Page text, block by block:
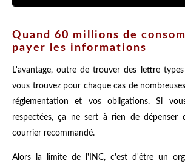
Quand 60 millions de
payer les informations
L'avantage, outre de trouver des lettre
vous trouvez pour chaque cas de
réglementation et vos obligations. Si
respectées, ça ne sert à rien de dépenser
courrier recommandé.
Alors la limite de l'INC, c'est d'être un